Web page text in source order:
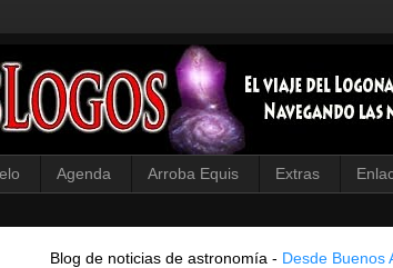
Agenda Arroba Equis Extras
Blog de noticias de astronomía - Desde Buenos